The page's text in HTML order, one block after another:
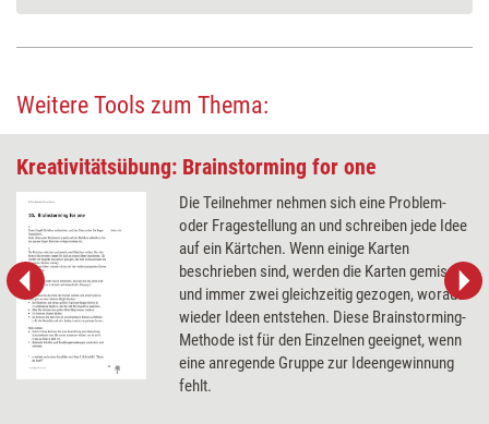
Weitere Tools zum Thema:
Kreativitätsübung: Brainstorming for one
Die Teilnehmer nehmen sich eine Problem-
oder Fragestellung an und schreiben jede Idee
auf ein Kärtchen. Wenn einige Karten
beschrieben sind, werden die Karten gemischt
und immer zwei gleichzeitig gezogen, woraus
wieder Ideen entstehen. Diese Brainstorming-
Methode ist für den Einzelnen geeignet, wenn
eine anregende Gruppe zur Ideengewinnung
fehlt.